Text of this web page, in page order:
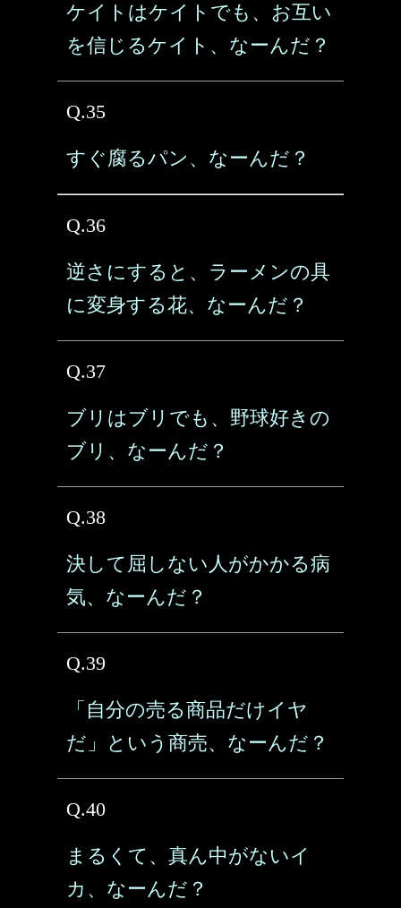
ケイトはケイトでも、お互い
を信じるケイト、なーんだ？
Q.35
すぐ腐るパン、なーんだ？
Q.36
逆さにすると、ラーメンの具
に変身する花、なーんだ？
Q.37
ブリはブリでも、野球好きの
ブリ、なーんだ？
Q.38
決して屈しない人がかかる病
気、なーんだ？
Q.39
「自分の売る商品だけイヤ
だ」という商売、なーんだ？
Q.40
まるくて、真ん中がないイ
カ、なーんだ？